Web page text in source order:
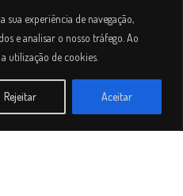
experiência de navegação,
e analisar o nosso tráfego. Ao
utilização de cookies.
Rejeitar Aceitar